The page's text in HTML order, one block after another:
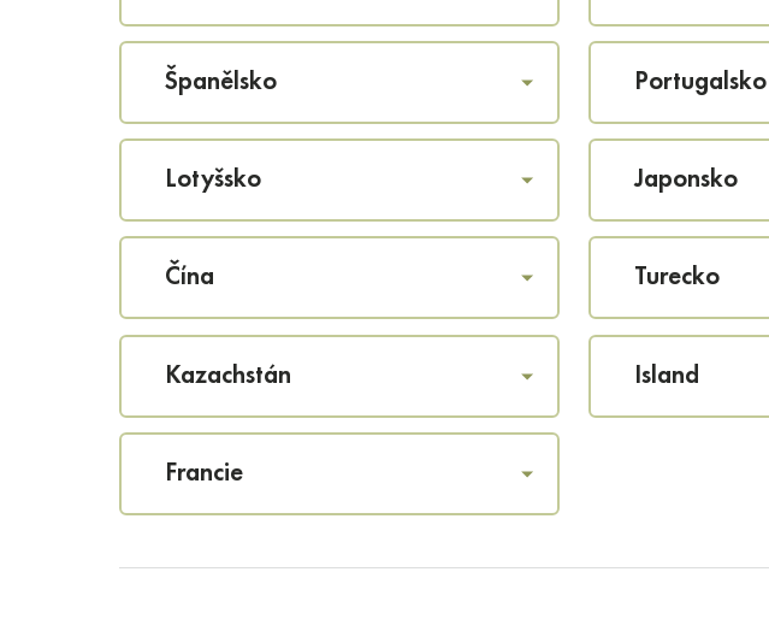
Španělsko
Lotyšsko Japonsko
Čína Turecko
Kazachstán Island
Francie